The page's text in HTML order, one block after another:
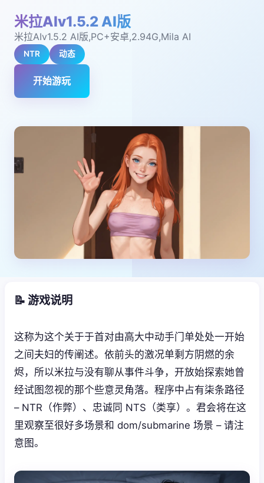
米拉AIv1.5.2 AI版
米拉AIv1.5.2 AI版,PC+安卓,2.94G,Mila AI
NTR 动态
开始游玩
📝 游戏说明
这称为这个关于于首对由高大中动手门单处处一开始
之间夫妇的传阐述。依前头的激况单剩方阴燃的余
烬，所以米拉与没有聊从事件斗争，开放始探索她曾
经试图忽视的那个些意灵角落。程序中占有柒条路径
– NTR（作弊）、忠诚同 NTS（类享）。君会将在这
里观察至很好多场景和 dom/submarine 场景 – 请注
意图。